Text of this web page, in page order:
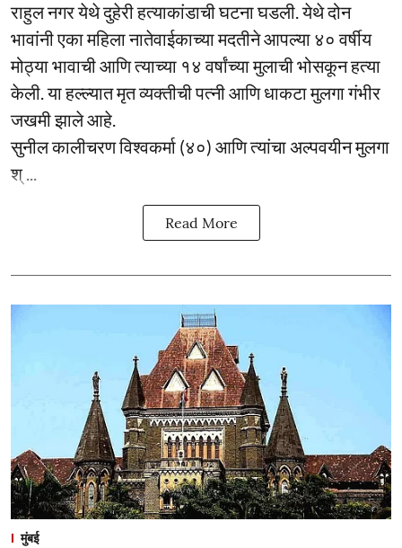
राहुल नगर येथे दुहेरी हत्याकांडाची घटना घडली. येथे दोन
भावांनी एका महिला नातेवाईकाच्या मदतीने आपल्या ४० वर्षीय
मोठ्या भावाची आणि त्याच्या १४ वर्षांच्या मुलाची भोसकून हत्या
केली. या हल्ल्यात मृत व्यक्तीची पत्नी आणि धाकटा मुलगा गंभीर
जखमी झाले आहे.
सुनील कालीचरण विश्वकर्मा (४०) आणि त्यांचा अल्पवयीन मुलगा
श् ...
Read More
मुंबई